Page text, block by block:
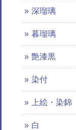
深瑠璃
暮瑠璃
艶漆黒
染付
上絵・染錦
白